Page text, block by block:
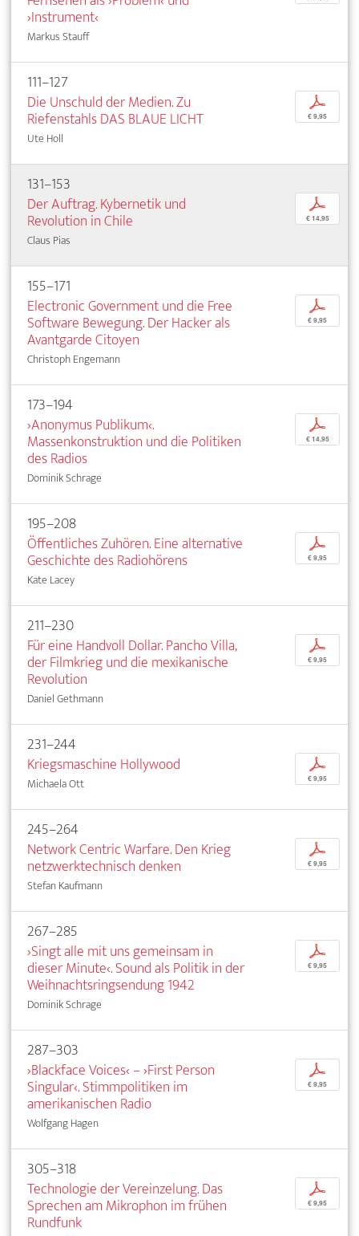
›Instrument‹
Markus Stauff
111–127
Die Unschuld der Medien. Zu
Riefenstahls DAS BLAUE LICHT
Ute Holl
p
€ 9,95
131–153
Der Auftrag. Kybernetik und
Revolution in Chile
Claus Pias
p
€ 14,95
155–171
Electronic Government und die Free
Software Bewegung. Der Hacker als
Avantgarde Citoyen
Christoph Engemann
p
€ 9,95
173–194
›Anonymus Publikum‹.
Massenkonstruktion und die Politiken
des Radios
Dominik Schrage
p
€ 14,95
195–208
Öffentliches Zuhören. Eine alternative
Geschichte des Radiohörens
Kate Lacey
p
€ 9,95
211–230
Für eine Handvoll Dollar. Pancho Villa,
der Filmkrieg und die mexikanische
Revolution
Daniel Gethmann
p
€ 9,95
231–244
Kriegsmaschine Hollywood
Michaela Ott
p
€ 9,95
245–264
Network Centric Warfare. Den Krieg
netzwerktechnisch denken
Stefan Kaufmann
p
€ 9,95
267–285
›Singt alle mit uns gemeinsam in
dieser Minute‹. Sound als Politik in der
Weihnachtsringsendung 1942
Dominik Schrage
p
€ 9,95
287–303
›Blackface Voices‹ – ›First Person
Singular‹. Stimmpolitiken im
amerikanischen Radio
Wolfgang Hagen
p
€ 9,95
305–318
Technologie der Vereinzelung. Das
Sprechen am Mikrophon im frühen
Rundfunk
p
€ 9,95